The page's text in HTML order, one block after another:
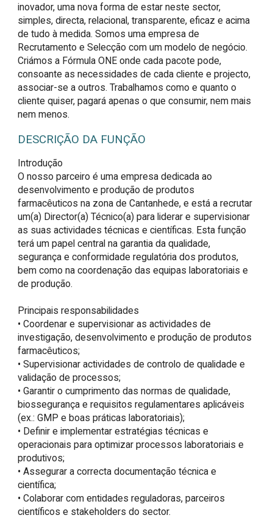
inovador, uma nova forma de estar neste sector,
simples, directa, relacional, transparente, eficaz e acima
de tudo à medida. Somos uma empresa de
Recrutamento e Selecção com um modelo de negócio.
Criámos a Fórmula ONE onde cada pacote pode,
consoante as necessidades de cada cliente e projecto,
associar-se a outros. Trabalhamos como e quanto o
cliente quiser, pagará apenas o que consumir, nem mais
nem menos.
DESCRIÇÃO DA FUNÇÃO
Introdução
O nosso parceiro é uma empresa dedicada ao
desenvolvimento e produção de produtos
farmacêuticos na zona de Cantanhede, e está a recrutar
um(a) Director(a) Técnico(a) para liderar e supervisionar
as suas actividades técnicas e científicas. Esta função
terá um papel central na garantia da qualidade,
segurança e conformidade regulatória dos produtos,
bem como na coordenação das equipas laboratoriais e
de produção.
Principais responsabilidades
• Coordenar e supervisionar as actividades de
investigação, desenvolvimento e produção de produtos
farmacêuticos;
• Supervisionar actividades de controlo de qualidade e
validação de processos;
• Garantir o cumprimento das normas de qualidade,
biossegurança e requisitos regulamentares aplicáveis
(ex.: GMP e boas práticas laboratoriais);
• Definir e implementar estratégias técnicas e
operacionais para optimizar processos laboratoriais e
produtivos;
• Assegurar a correcta documentação técnica e
científica;
• Colaborar com entidades reguladoras, parceiros
científicos e stakeholders do sector.